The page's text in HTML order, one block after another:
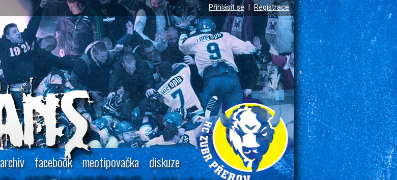
Přihlásit se Registrace
archiv facebook meotipovačka diskuze